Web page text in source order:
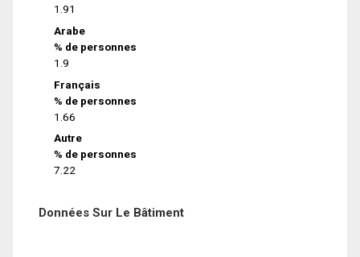
1.91
Arabe
% de personnes
1.9
Français
% de personnes
1.66
Autre
% de personnes
7.22
Données Sur Le Bâtiment